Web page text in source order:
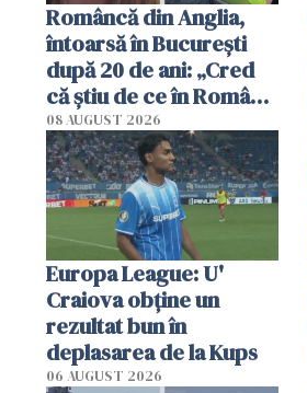
Româncă din Anglia,
întoarsă în București
după 20 de ani: „Cred
că știu de ce în România
se trăiește mai bine ca
în Anglia. E schimbat"
08 AUGUST 2026
Europa League: U'
Craiova obține un
rezultat bun în
deplasarea de la Kups
06 AUGUST 2026